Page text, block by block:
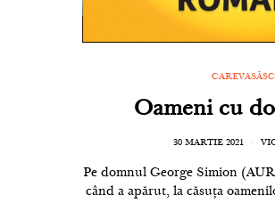
Oameni cu
30 MARTIE 2021
Pe domnul George Simion
când a apărut, la căsuța